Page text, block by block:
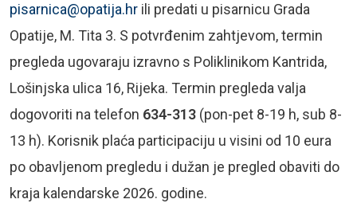
pisarnica@opatija.hr ili predati u pisarnicu Grada
Opatije, M. Tita 3. S potvrđenim zahtjevom, termin
pregleda ugovaraju izravno s Poliklinikom Kantrida,
Lošinjska ulica 16, Rijeka. Termin pregleda valja
dogovoriti na telefon 634-313 (pon-pet 8-19 h, sub 8-
13 h). Korisnik plaća participaciju u visini od 10 eura
po obavljenom pregledu i dužan je pregled obaviti do
kraja kalendarske 2026. godine.